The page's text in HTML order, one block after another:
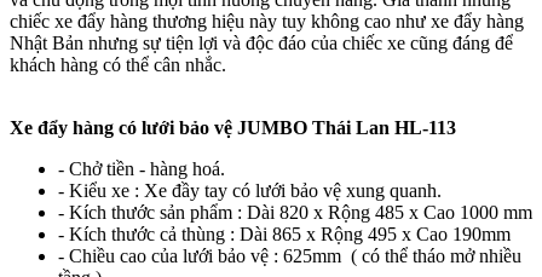
chiếc xe đẩy hàng thương hiệu này tuy không cao như xe đẩy hàng
Nhật Bản nhưng sự tiện lợi và độc đáo của chiếc xe cũng đáng để
khách hàng có thể cân nhắc.
Xe đẩy hàng có lưới bảo vệ JUMBO Thái Lan HL-113
- Chở tiền - hàng hoá.
- Kiểu xe : Xe đầy tay có lưới bảo vệ xung quanh.
- Kích thước sản phẩm : Dài 820 x Rộng 485 x Cao 1000 mm
- Kích thước cả thùng : Dài 865 x Rộng 495 x Cao 190mm
- Chiều cao của lưới bảo vệ : 625mm ( có thể tháo mở nhiều